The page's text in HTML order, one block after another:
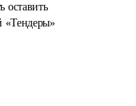
оставить
«Тендеры»